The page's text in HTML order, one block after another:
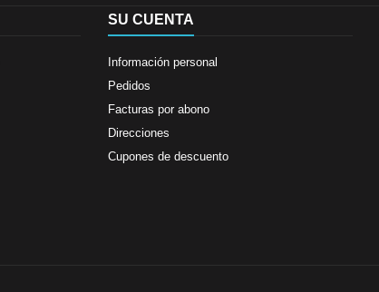
SU CUENTA
Información personal
Pedidos
Facturas por abono
Direcciones
Cupones de descuento